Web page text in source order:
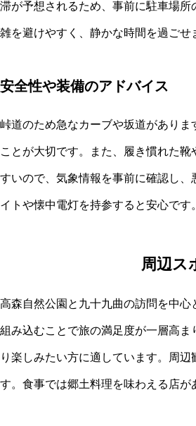
滞が予想されるため、事前に駐車場
雑を避けやすく、静かな時間を過ごせ
安全性や装備のアドバイス
峠道のため急なカーブや坂道があり
ことが大切です。また、履き慣れた
すいので、気象情報を事前に確認し
イトや懐中電灯を持参すると安心です。
周辺ス
高森自然公園と九十九曲の訪問を中
組み込むことで旅の満足度が一層高
り楽しみたい方に適しています。周
す。食事では郷土料理を味わえる店